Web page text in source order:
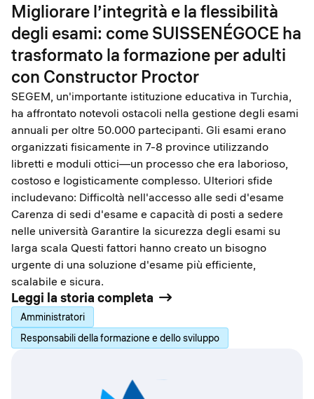
Migliorare l’integrità e la flessibilità
degli esami: come SUISSENÉGOCE ha
trasformato la formazione per adulti
con Constructor Proctor
SEGEM, un'importante istituzione educativa in Turchia,
ha affrontato notevoli ostacoli nella gestione degli esami
annuali per oltre 50.000 partecipanti. Gli esami erano
organizzati fisicamente in 7-8 province utilizzando
libretti e moduli ottici—un processo che era laborioso,
costoso e logisticamente complesso. Ulteriori sfide
includevano: Difficoltà nell'accesso alle sedi d'esame
Carenza di sedi d'esame e capacità di posti a sedere
nelle università Garantire la sicurezza degli esami su
larga scala Questi fattori hanno creato un bisogno
urgente di una soluzione d'esame più efficiente,
scalabile e sicura.
Leggi la storia completa
Amministratori
Responsabili della formazione e dello sviluppo